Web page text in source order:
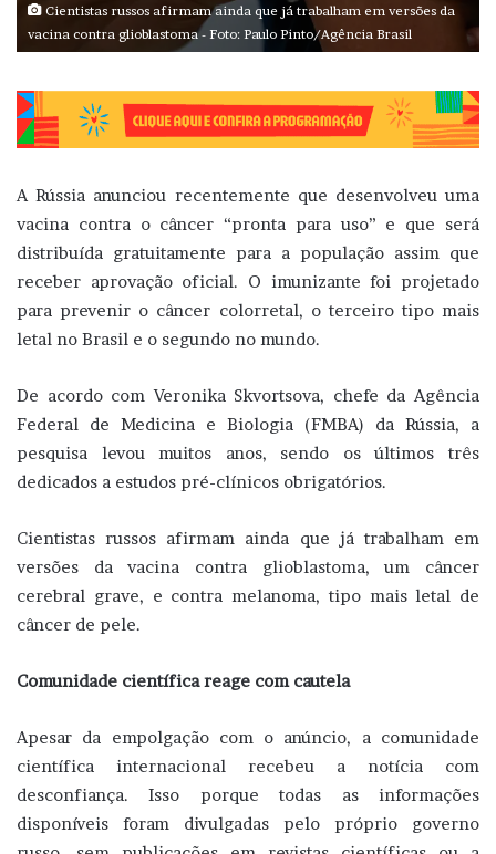
Cientistas russos afirmam ainda que já trabalham em versões da
vacina contra glioblastoma - Foto: Paulo Pinto/Agência Brasil
A Rússia anunciou recentemente que desenvolveu uma
vacina contra o câncer “pronta para uso” e que será
distribuída gratuitamente para a população assim que
receber aprovação oficial. O imunizante foi projetado
para prevenir o câncer colorretal, o terceiro tipo mais
letal no Brasil e o segundo no mundo.
De acordo com Veronika Skvortsova, chefe da Agência
Federal de Medicina e Biologia (FMBA) da Rússia, a
pesquisa levou muitos anos, sendo os últimos três
dedicados a estudos pré-clínicos obrigatórios.
Cientistas russos afirmam ainda que já trabalham em
versões da vacina contra glioblastoma, um câncer
cerebral grave, e contra melanoma, tipo mais letal de
câncer de pele.
Comunidade científica reage com cautela
Apesar da empolgação com o anúncio, a comunidade
científica internacional recebeu a notícia com
desconfiança. Isso porque todas as informações
disponíveis foram divulgadas pelo próprio governo